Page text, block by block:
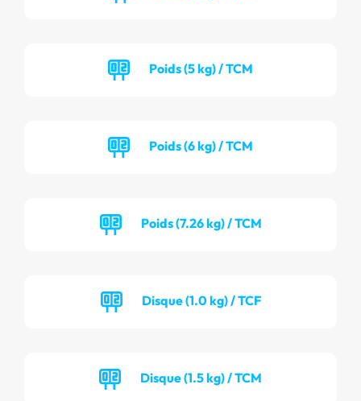
Poids (5 kg) / TCM
Poids (6 kg) / TCM
Poids (7.26 kg) / TCM
Disque (1.0 kg) / TCF
Disque (1.5 kg) / TCM